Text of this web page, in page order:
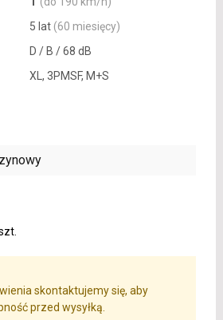
5 lat (60 miesięcy)
D / B / 68 dB
XL, 3PMSF, M+S
skontaktujemy się, aby
przed wysyłką.